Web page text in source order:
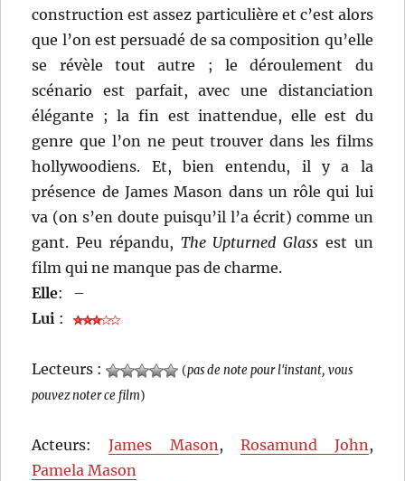
construction est assez particulière et c’est alors
que l’on est persuadé de sa composition qu’elle
se révèle tout autre ; le déroulement du
scénario est parfait, avec une distanciation
élégante ; la fin est inattendue, elle est du
genre que l’on ne peut trouver dans les films
hollywoodiens. Et, bien entendu, il y a la
présence de James Mason dans un rôle qui lui
va (on s’en doute puisqu’il l’a écrit) comme un
gant. Peu répandu, The Upturned Glass est un
film qui ne manque pas de charme.
Elle:
–
Lui :
Lecteurs : (pas de note pour l'instant, vous
pouvez noter ce film)
Acteurs:James Mason, Rosamund John,
Pamela Mason